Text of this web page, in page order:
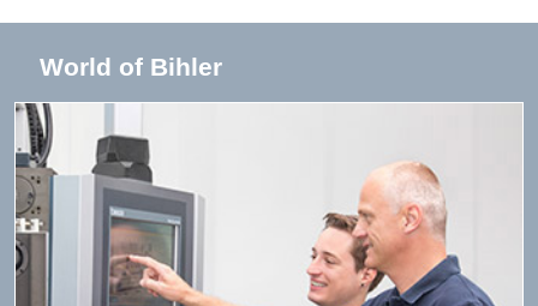
World of Bihler